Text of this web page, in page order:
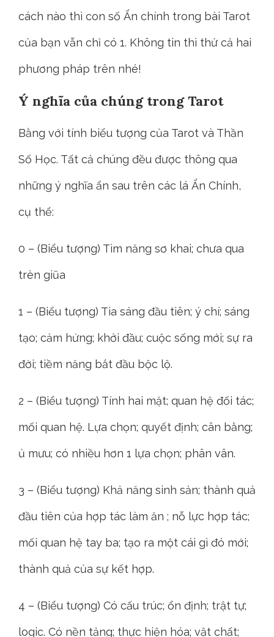
cách nào thì con số Ẩn chính trong bài Tarot
của bạn vẫn chỉ có 1. Không tin thì thử cả hai
phương pháp trên nhé!
Ý nghĩa của chúng trong Tarot
Bằng với tính biểu tượng của Tarot và Thần
Số Học. Tất cả chúng đều được thông qua
những ý nghĩa ẩn sau trên các lá Ẩn Chính,
cụ thể:
0 – (Biểu tượng) Tìm năng sơ khai; chưa qua
trèn giũa
1 – (Biểu tượng) Tia sáng đầu tiên; ý chí; sáng
tạo; cảm hứng; khởi đầu; cuộc sống mới; sự ra
đời; tiềm năng bắt đầu bộc lộ.
2 – (Biểu tượng) Tính hai mặt; quan hệ đối tác;
mối quan hệ. Lựa chọn; quyết định; cân bằng;
ủ mưu; có nhiều hơn 1 lựa chọn; phân vân.
3 – (Biểu tượng) Khả năng sinh sản; thành quả
đầu tiên của hợp tác làm ăn ; nỗ lực hợp tác;
mối quan hệ tay ba; tạo ra một cái gì đó mới;
thành quả của sự kết hợp.
4 – (Biểu tượng) Có cấu trúc; ổn định; trật tự;
logic. Có nền tảng; thực hiện hóa; vật chất;